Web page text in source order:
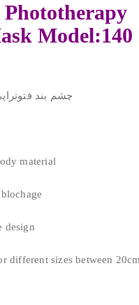
Model:140
material
design
different sizes between